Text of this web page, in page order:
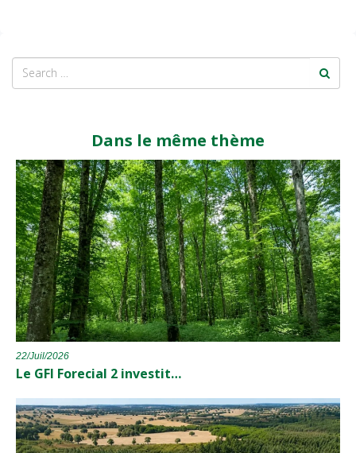
Dans le même thème
22/Juil/2026
Le GFI Forecial 2 investit…